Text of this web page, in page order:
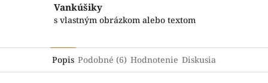
Vankúšiky
s vlastným obrázkom alebo textom
Popis Podobné (6) Hodnotenie Diskusia